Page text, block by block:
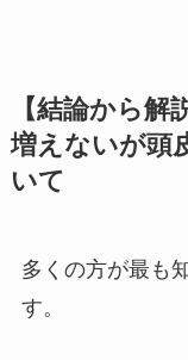
【結論から解
増えないが頭
いて
多くの方が最も
す。